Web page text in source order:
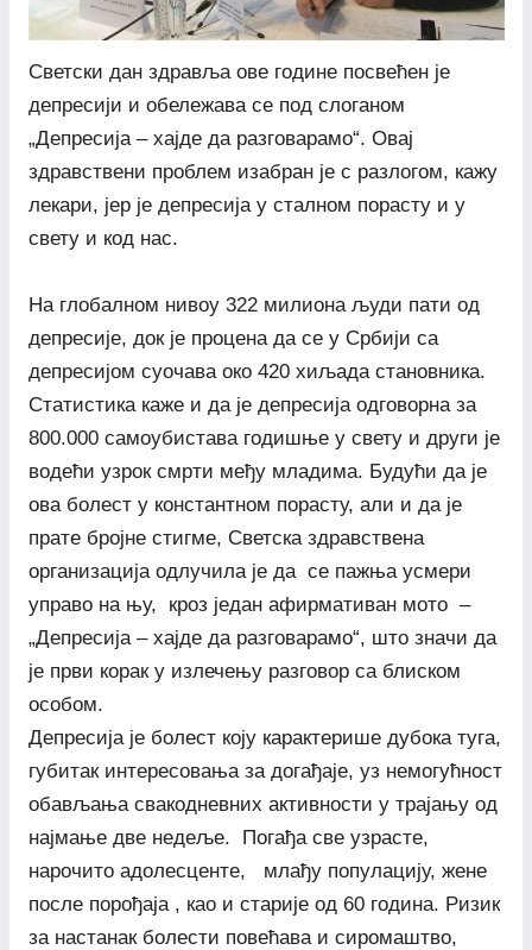
Светски дан здравља ове године посвећен је
депресији и обележава се под слоганом
„Депресија – хајде да разговарамо“. Овај
здравствени проблем изабран је с разлогом, кажу
лекари, јер је депресија у сталном порасту и у
свету и код нас.
На глобалном нивоу 322 милиона људи пати од
депресије, док је процена да се у Србији са
депресијом суочава око 420 хиљада становника.
Статистика каже и да је депресија одговорна за
800.000 самоубистава годишње у свету и други је
водећи узрок смрти међу младима. Будући да је
ова болест у константном порасту, али и да је
прате бројне стигме, Светска здравствена
организација одлучила је да се пажња усмери
управо на њу, кроз један афирмативан мото –
„Депресија – хајде да разговарамо“, што значи да
је први корак у излечењу разговор са блиском
особом.
Депресија је болест коју карактерише дубока туга,
губитак интересовања за догађаје, уз немогућност
обављања свакодневних активности у трајању од
најмање две недеље. Погађа све узрасте,
нарочито адолесценте, млађу популацију, жене
после порођаја , као и старије од 60 година. Ризик
за настанак болести повећава и сиромаштво,